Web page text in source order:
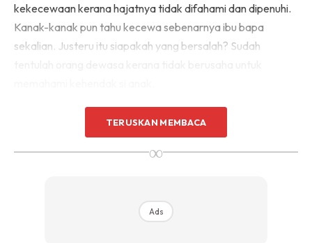
kekecewaan kerana hajatnya tidak difahami dan dipenuhi.
Kanak-kanak pun tahu kecewa sebenarnya ibu bapa
sekalian. Justeru itu siapakah yang bersalah? Sudah
TERUSKAN MEMBACA
∞
Ads